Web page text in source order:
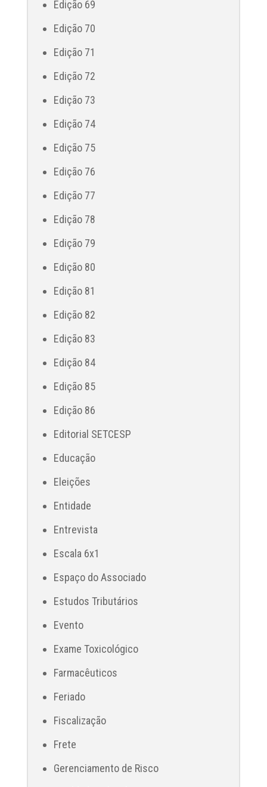
Edição 69
Edição 70
Edição 71
Edição 72
Edição 73
Edição 74
Edição 75
Edição 76
Edição 77
Edição 78
Edição 79
Edição 80
Edição 81
Edição 82
Edição 83
Edição 84
Edição 85
Edição 86
Editorial SETCESP
Educação
Eleições
Entidade
Entrevista
Escala 6x1
Espaço do Associado
Estudos Tributários
Evento
Exame Toxicológico
Farmacêuticos
Feriado
Fiscalização
Frete
Gerenciamento de Risco